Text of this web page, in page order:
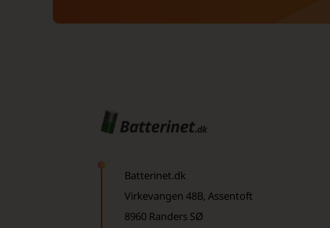
Batterinet.dk
Virkevangen 48B, Assentoft
8960 Randers SØ